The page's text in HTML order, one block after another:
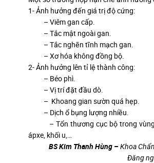
1- Ảnh hưởng đến giá trị độ cứng:
– Viêm gan cấp.
– Tắc mật ngoài gan.
– Tắc nghẽn tĩnh mạch gan.
– Xơ hóa không đồng bộ.
2- Ảnh hưởng lên tỉ lệ thành công:
– Béo phì.
– Vị trí đặt đầu dò.
– Khoang gian sườn quá hẹp.
– Dịch ổ bụng lượng nhiều.
– Tổn thương cục bộ trong vùng
ápxe, khối u,…
BS Kim Thanh Hùng –Khoa
Đăng